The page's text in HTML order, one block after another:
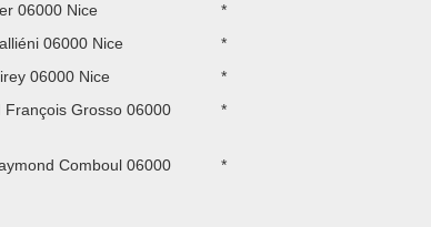
06000 Nice
*
06000 Nice
*
06000 Nice
*
François Grosso 06000
*
Comboul 06000
*